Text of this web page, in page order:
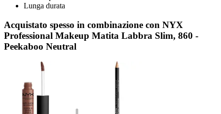
Lunga durata
Acquistato spesso in combinazione con NYX
Professional Makeup Matita Labbra Slim, 860 -
Peekaboo Neutral